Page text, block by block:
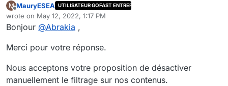
M
Offline
MauryESEA UTILISATEUR GOFAST ENTREPRISE
wrote on May 12, 2022, 1:17 PM
last edited by
Bonjour @Abrakia ,
Merci pour votre réponse.
Nous acceptons votre proposition de désactiver
manuellement le filtrage sur nos contenus.